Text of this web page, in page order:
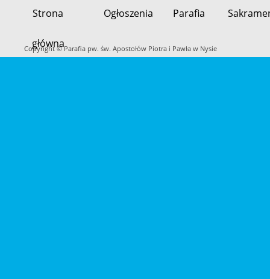
PrzeskoczStrona
główna
Ogłoszenia Parafia
Copyright © Parafia pw. św. Apostołów Piotra i Pawła w Nysie